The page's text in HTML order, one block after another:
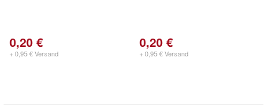
0,20 €
+ 0,95 € Versand
0,20 €
+ 0,95 € Versand